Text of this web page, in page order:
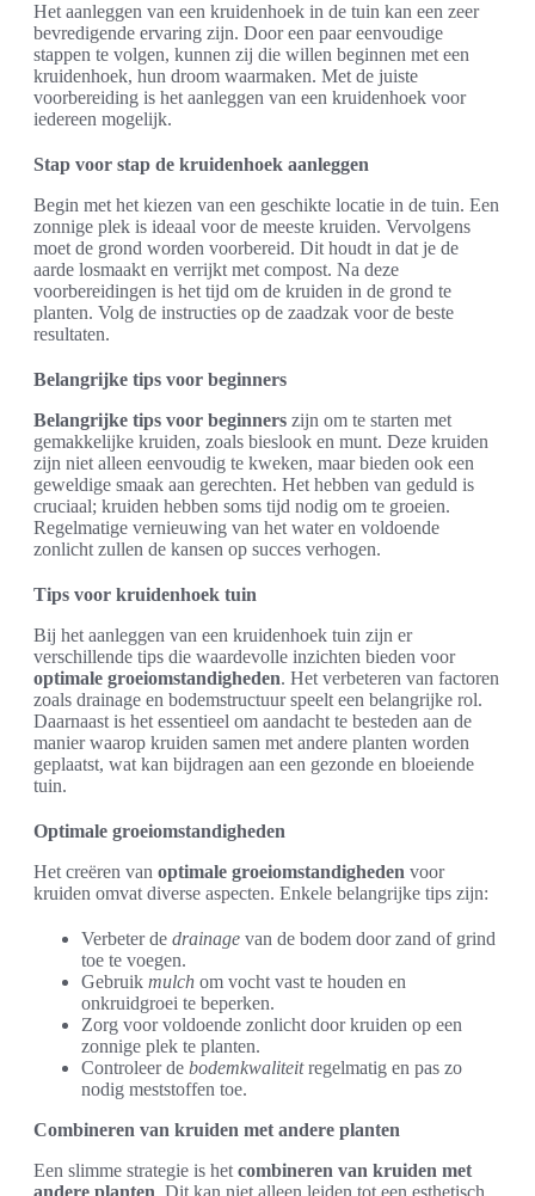
Het aanleggen van een kruidenhoek in de tuin kan een zeer
bevredigende ervaring zijn. Door een paar eenvoudige
stappen te volgen, kunnen zij die willen beginnen met een
kruidenhoek, hun droom waarmaken. Met de juiste
voorbereiding is het aanleggen van een kruidenhoek voor
iedereen mogelijk.
Stap voor stap de kruidenhoek aanleggen
Begin met het kiezen van een geschikte locatie in de tuin. Een
zonnige plek is ideaal voor de meeste kruiden. Vervolgens
moet de grond worden voorbereid. Dit houdt in dat je de
aarde losmaakt en verrijkt met compost. Na deze
voorbereidingen is het tijd om de kruiden in de grond te
planten. Volg de instructies op de zaadzak voor de beste
resultaten.
Belangrijke tips voor beginners
Belangrijke tips voor beginners zijn om te starten met
gemakkelijke kruiden, zoals bieslook en munt. Deze kruiden
zijn niet alleen eenvoudig te kweken, maar bieden ook een
geweldige smaak aan gerechten. Het hebben van geduld is
cruciaal; kruiden hebben soms tijd nodig om te groeien.
Regelmatige vernieuwing van het water en voldoende
zonlicht zullen de kansen op succes verhogen.
Tips voor kruidenhoek tuin
Bij het aanleggen van een kruidenhoek tuin zijn er
verschillende tips die waardevolle inzichten bieden voor
optimale groeiomstandigheden. Het verbeteren van factoren
zoals drainage en bodemstructuur speelt een belangrijke rol.
Daarnaast is het essentieel om aandacht te besteden aan de
manier waarop kruiden samen met andere planten worden
geplaatst, wat kan bijdragen aan een gezonde en bloeiende
tuin.
Optimale groeiomstandigheden
Het creëren van optimale groeiomstandigheden voor
kruiden omvat diverse aspecten. Enkele belangrijke tips zijn:
Verbeter de drainage van de bodem door zand of grind
toe te voegen.
Gebruik mulch om vocht vast te houden en
onkruidgroei te beperken.
Zorg voor voldoende zonlicht door kruiden op een
zonnige plek te planten.
Controleer de bodemkwaliteitregelmatig en pas zo
nodig meststoffen toe.
Combineren van kruiden met andere planten
Een slimme strategie is het combineren van kruiden met
andere planten . Dit kan niet alleen leiden tot een esthetisch